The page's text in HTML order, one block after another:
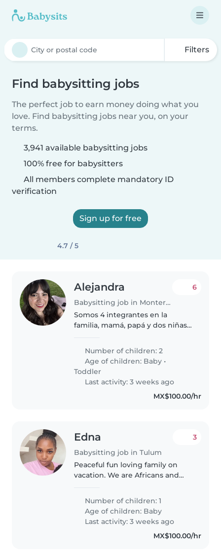
Filters
Find babysitting jobs
The perfect job to earn money doing what you
love. Find babysitting jobs near you, on your
terms.
3,941 available babysitting jobs
100% free for babysitters
All members complete mandatory ID
verification
Sign up for free
4.7 / 5
Alejandra
Babysitting job in Monterrey
6
Somos 4 integrantes en la
familia, mamá, papá y dos niñas.
meses. Nos gusta pasar el
tiempo juntos y jugando en
nuestro patio. Tenemos 3 gatos.
La ayuda..
Number of children: 2
Age of children: Baby •
Toddler
Last activity: 3 weeks ago
MX$100.00/hr
Edna
Babysitting job in Tulum
3
Peaceful fun loving family on
vacation. We are Africans and
Number of children: 1
Age of children: Baby
Last activity: 3 weeks ago
MX$100.00/hr